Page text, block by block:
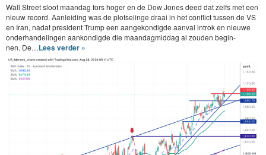
Wall Street sloot maandag fors hoger en de Dow Jones deed dat zelfs met een
nieuw record. Aan­lei­d­ing was de plot­selinge draai in het con­flict tussen de VS
en Iran, nadat pres­i­dent Trump een aangekondigde aan­val introk en nieuwe
onder­han­delin­gen aankondigde die maandag­mid­dag al zouden begin­
nen. De…Lees verder »